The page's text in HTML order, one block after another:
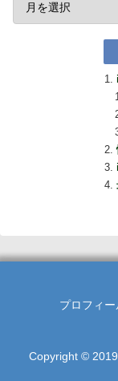
プロフィー
Copyright ©